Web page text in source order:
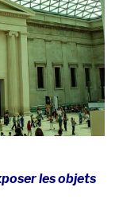
les objets